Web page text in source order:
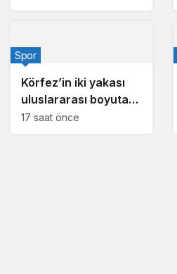
Körfez’in iki yakası
uluslararası boyuta
taşınıyor
Spor
17 saat önce